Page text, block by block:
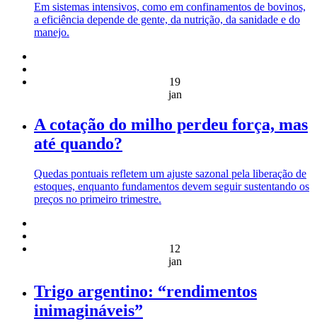
Em sistemas intensivos, como em confinamentos de bovinos,
a eficiência depende de gente, da nutrição, da sanidade e do
manejo.
19
jan
A cotação do milho perdeu força, mas
até quando?
Quedas pontuais refletem um ajuste sazonal pela liberação de
estoques, enquanto fundamentos devem seguir sustentando os
preços no primeiro trimestre.
12
jan
Trigo argentino: “rendimentos
inimagináveis”